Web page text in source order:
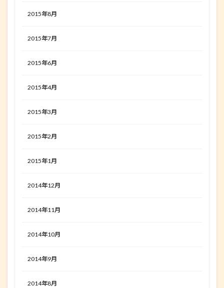
2015年8月
2015年7月
2015年6月
2015年4月
2015年3月
2015年2月
2015年1月
2014年12月
2014年11月
2014年10月
2014年9月
2014年8月